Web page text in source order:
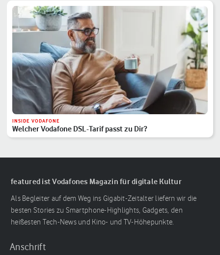
INSIDE VODAFONE
Welcher Vodafone DSL-Tarif passt zu Dir?
featured ist Vodafones Magazin für digitale Kultur
Als Begleiter auf dem Weg ins Gigabit-Zeitalter liefern wir die
besten Stories zu Smartphone-Highlights, Gadgets, den
heißesten Tech-News und Kino- und TV-Höhepunkte.
Anschrift